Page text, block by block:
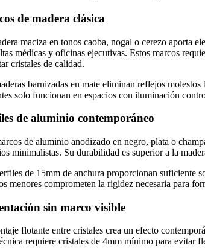
de madera clásica
maciza en tonos caoba, nogal o cerezo aporta
médicas y oficinas ejecutivas. Estos marcos
cristales de calidad.
barnizadas en mate eliminan reflejos
solo funcionan en espacios con iluminación
de aluminio contemporáneo
de aluminio anodizado en negro, plata o
minimalistas. Su durabilidad es superior a la
de 15mm de anchura proporcionan suficiente
menores comprometen la rigidez necesaria para
sin marco visible
flotante entre cristales crea un efecto
requiere cristales de 4mm mínimo para evitar